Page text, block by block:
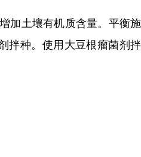
加土壤有机质含量。平衡施
拌种。使用大豆根瘤菌剂拌